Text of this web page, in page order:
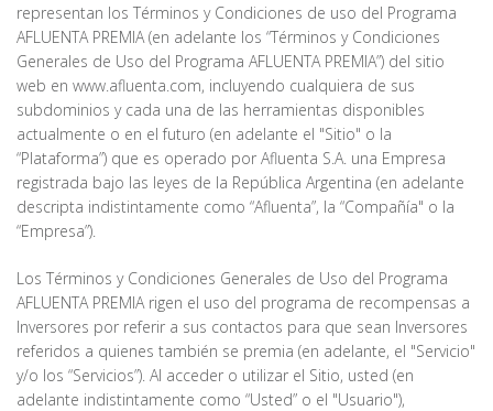
representan los Términos y Condiciones de uso del Programa
AFLUENTA PREMIA (en adelante los “Términos y Condiciones
Generales de Uso del Programa AFLUENTA PREMIA”) del sitio
web en www.afluenta.com, incluyendo cualquiera de sus
subdominios y cada una de las herramientas disponibles
actualmente o en el futuro (en adelante el "Sitio" o la
“Plataforma”) que es operado por Afluenta S.A. una Empresa
registrada bajo las leyes de la República Argentina (en adelante
descripta indistintamente como “Afluenta”, la “Compañía" o la
“Empresa”).
Los Términos y Condiciones Generales de Uso del Programa
AFLUENTA PREMIA rigen el uso del programa de recompensas a
Inversores por referir a sus contactos para que sean Inversores
referidos a quienes también se premia (en adelante, el "Servicio"
y/o los “Servicios”). Al acceder o utilizar el Sitio, usted (en
adelante indistintamente como “Usted” o el "Usuario"),